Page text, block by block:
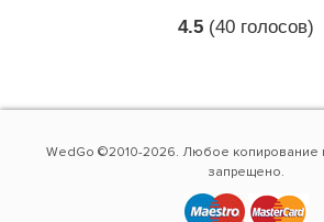
4.5 (40 голосов)
WedGo ©2010-2026. Любое копирование
запрещено.